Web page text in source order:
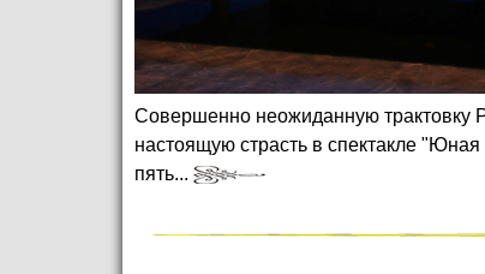
Совершенно неожиданную трактовку
настоящую страсть в спектакле
пять...